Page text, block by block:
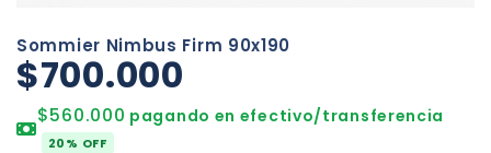
Sommier Nimbus Firm 90x190
$700.000
$560.000 pagando en efectivo/transferencia
20% OFF